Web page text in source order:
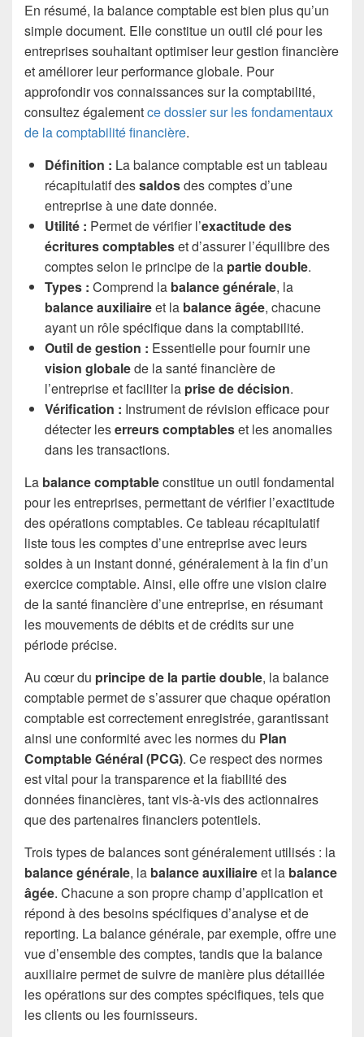
En résumé, la balance comptable est bien plus qu’un
simple document. Elle constitue un outil clé pour les
entreprises souhaitant optimiser leur gestion financière
et améliorer leur performance globale. Pour
approfondir vos connaissances sur la comptabilité,
consultez égalementce dossier sur les fondamentaux
de la comptabilité financière.
Définition : La balance comptable est un tableau
récapitulatif dessaldosdes comptes d’une
entreprise à une date donnée.
Utilité : Permet de vérifier l’exactitude des
écritures comptableset d’assurer l’équilibre des
comptes selon le principe de la partie double.
Types : Comprend la balance générale, la
balance auxiliaireet la balance âgée, chacune
ayant un rôle spécifique dans la comptabilité.
Outil de gestion : Essentielle pour fournir une
vision globalede la santé financière de
l’entreprise et faciliter la prise de décision.
Vérification : Instrument de révision efficace pour
détecter leserreurs comptableset les anomalies
dans les transactions.
La balance comptableconstitue un outil fondamental
pour les entreprises, permettant de vérifier l’exactitude
des opérations comptables. Ce tableau récapitulatif
liste tous les comptes d’une entreprise avec leurs
soldes à un instant donné, généralement à la fin d’un
exercice comptable. Ainsi, elle offre une vision claire
de la santé financière d’une entreprise, en résumant
les mouvements de débits et de crédits sur une
période précise.
Au cœur du principe de la partie double, la balance
comptable permet de s’assurer que chaque opération
comptable est correctement enregistrée, garantissant
ainsi une conformité avec les normes du Plan
Comptable Général (PCG). Ce respect des normes
est vital pour la transparence et la fiabilité des
données financières, tant vis-à-vis des actionnaires
que des partenaires financiers potentiels.
Trois types de balances sont généralement utilisés : la
balance générale, la balance auxiliaireet la balance
âgée. Chacune a son propre champ d’application et
répond à des besoins spécifiques d’analyse et de
reporting. La balance générale, par exemple, offre une
vue d’ensemble des comptes, tandis que la balance
auxiliaire permet de suivre de manière plus détaillée
les opérations sur des comptes spécifiques, tels que
les clients ou les fournisseurs.